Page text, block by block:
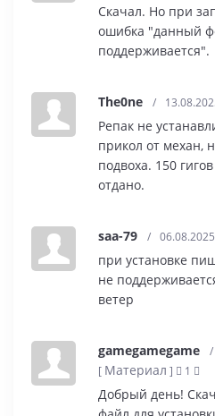
Скачал. Но при
ошибка "данный
поддерживается".
The0ne /
Репак не
прикол от механ,
подвоха. 150
отдано.
saa-79 /
при установке
не
ветер
gamegamegame /
[ Материал ] 1
Добрый день!